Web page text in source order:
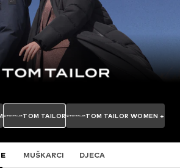
TOM TAILOR TOM TAILOR WOMEN +
MUŠKARCI DJECA